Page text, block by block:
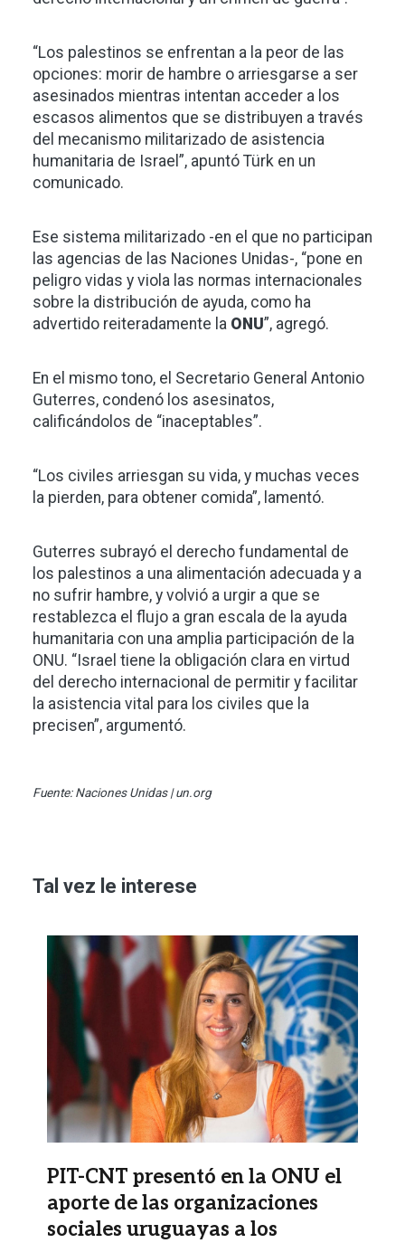
“Los palestinos se enfrentan a la peor de las
opciones: morir de hambre o arriesgarse a ser
asesinados mientras intentan acceder a los
escasos alimentos que se distribuyen a través
del mecanismo militarizado de asistencia
humanitaria de Israel”, apuntó Türk en un
comunicado.
Ese sistema militarizado -en el que no participan
las agencias de las Naciones Unidas-, “pone en
peligro vidas y viola las normas internacionales
sobre la distribución de ayuda, como ha
advertido reiteradamente la ONU”, agregó.
En el mismo tono, el Secretario General Antonio
Guterres, condenó los asesinatos,
calificándolos de “inaceptables”.
“Los civiles arriesgan su vida, y muchas veces
la pierden, para obtener comida”, lamentó.
Guterres subrayó el derecho fundamental de
los palestinos a una alimentación adecuada y a
no sufrir hambre, y volvió a urgir a que se
restablezca el flujo a gran escala de la ayuda
humanitaria con una amplia participación de la
ONU. “Israel tiene la obligación clara en virtud
del derecho internacional de permitir y facilitar
la asistencia vital para los civiles que la
precisen”, argumentó.
Fuente: Naciones Unidas | un.org
Tal vez le interese
Imagen
PIT-CNT presentó en la ONU el
aporte de las organizaciones
sociales uruguayas a los